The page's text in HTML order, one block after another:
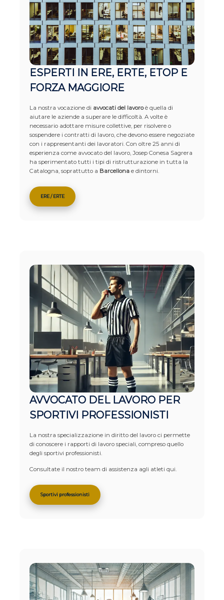
ESPERTI IN ERE, ERTE, ETOP E
FORZA MAGGIORE
La nostra vocazione di avvocati del lavoroè quella di
aiutare le aziende a superare le difficoltà. A volte è
necessario adottare misure collettive, per risolvere o
sospendere i contratti di lavoro, che devono essere negoziate
con i rappresentanti dei lavoratori. Con oltre 25 anni di
esperienza come avvocato del lavoro, Josep Conesa Sagrera
ha sperimentato tutti i tipi di ristrutturazione in tutta la
Catalogna, soprattutto a Barcellona e dintorni.
ERE / ERTE
AVVOCATO DEL LAVORO PER
SPORTIVI PROFESSIONISTI
La nostra specializzazione in diritto del lavoro ci permette
di conoscere i rapporti di lavoro speciali, compreso quello
degli sportivi professionisti.
Consultate il nostro team di assistenza agli atleti qui.
Sportivi professionisti